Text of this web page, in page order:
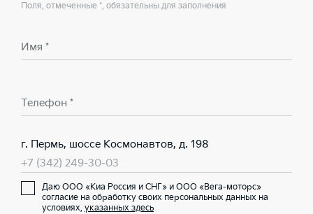
Поля, отмеченные *, обязательны для заполнения
Имя *
Телефон *
г. Пермь, шоссе Космонавтов, д. 198
+7 (342) 249-30-03
Даю ООО «Киа Россия и СНГ» и ООО «Вега-моторс»
согласие на обработку своих персональных данных на
условиях, указанных здесь